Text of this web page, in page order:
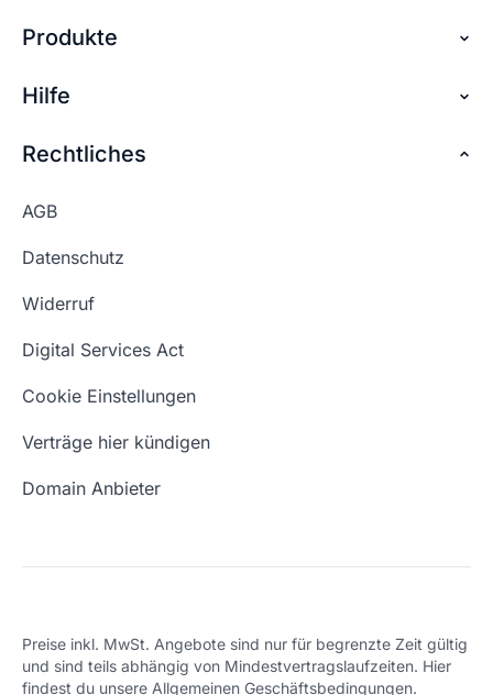
Über checkdomain
Partnerprogramm
Impressum
Blog
Produkte
Domain reservieren
Domain sichern
Hilfe
FAQ + Hilfe
Whois Domain
Rechtliches
AGB
Datenschutz
Widerruf
Digital Services Act
Cookie Einstellungen
Verträge hier kündigen
Domain Anbieter
Preise inkl. MwSt. Angebote sind nur für begrenzte Zeit gültig
und sind teils abhängig von Mindestvertragslaufzeiten. Hier
findest du unsere Allgemeinen Geschäftsbedingungen.